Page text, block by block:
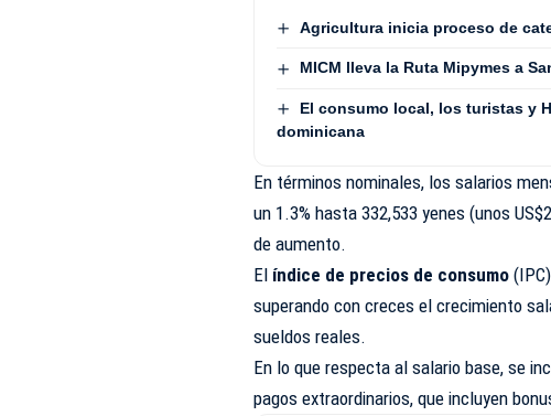
Agricultura inicia proceso de
MICM lleva la Ruta Mipymes a
El consumo local, los turistas y
dominicana
En términos nominales, los salarios
un 1.3% hasta 332,533 yenes (unos
de aumento.
El índice de precios de consumo
superando con creces el crecimiento
sueldos reales.
En lo que respecta al salario base, se
pagos extraordinarios, que incluyen